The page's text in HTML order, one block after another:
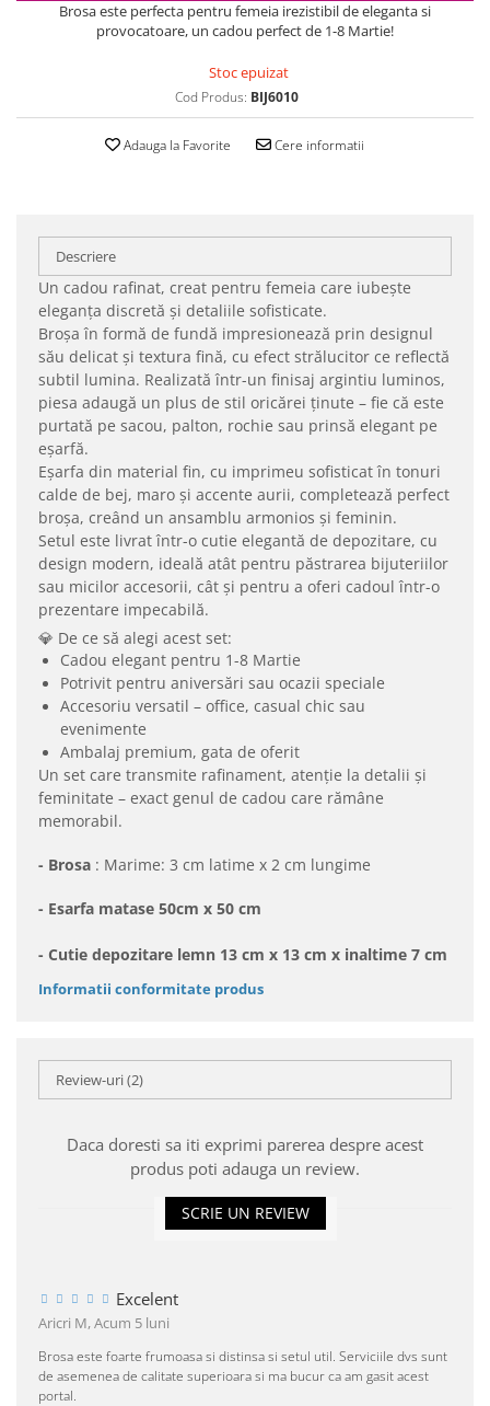
Brosa este perfecta pentru femeia irezistibil de eleganta si
provocatoare, un cadou perfect de 1-8 Martie!
Stoc epuizat
Cod Produs: BIJ6010
Adauga la Favorite Cere informatii
Descriere
Un cadou rafinat, creat pentru femeia care iubește
eleganța discretă și detaliile sofisticate.
Broșa în formă de fundă impresionează prin designul
său delicat și textura fină, cu efect strălucitor ce reflectă
subtil lumina. Realizată într-un finisaj argintiu luminos,
piesa adaugă un plus de stil oricărei ținute – fie că este
purtată pe sacou, palton, rochie sau prinsă elegant pe
eșarfă.
Eșarfa din material fin, cu imprimeu sofisticat în tonuri
calde de bej, maro și accente aurii, completează perfect
broșa, creând un ansamblu armonios și feminin.
Setul este livrat într-o cutie elegantă de depozitare, cu
design modern, ideală atât pentru păstrarea bijuteriilor
sau micilor accesorii, cât și pentru a oferi cadoul într-o
prezentare impecabilă.
💎 De ce să alegi acest set:
Cadou elegant pentru 1-8 Martie
Potrivit pentru aniversări sau ocazii speciale
Accesoriu versatil – office, casual chic sau
evenimente
Ambalaj premium, gata de oferit
Un set care transmite rafinament, atenție la detalii și
feminitate – exact genul de cadou care rămâne
memorabil.
- Brosa : Marime: 3 cm latime x 2 cm lungime
- Esarfa matase 50cm x 50 cm
- Cutie depozitare lemn 13 cm x 13 cm x inaltime 7 cm
Informatii conformitate produs
Review-uri(2)
Daca doresti sa iti exprimi parerea despre acest
produs poti adauga un review.
SCRIE UN REVIEW
Excelent
Aricri M,Acum 5 luni
Brosa este foarte frumoasa si distinsa si setul util. Serviciile dvs sunt
de asemenea de calitate superioara si ma bucur ca am gasit acest
portal.